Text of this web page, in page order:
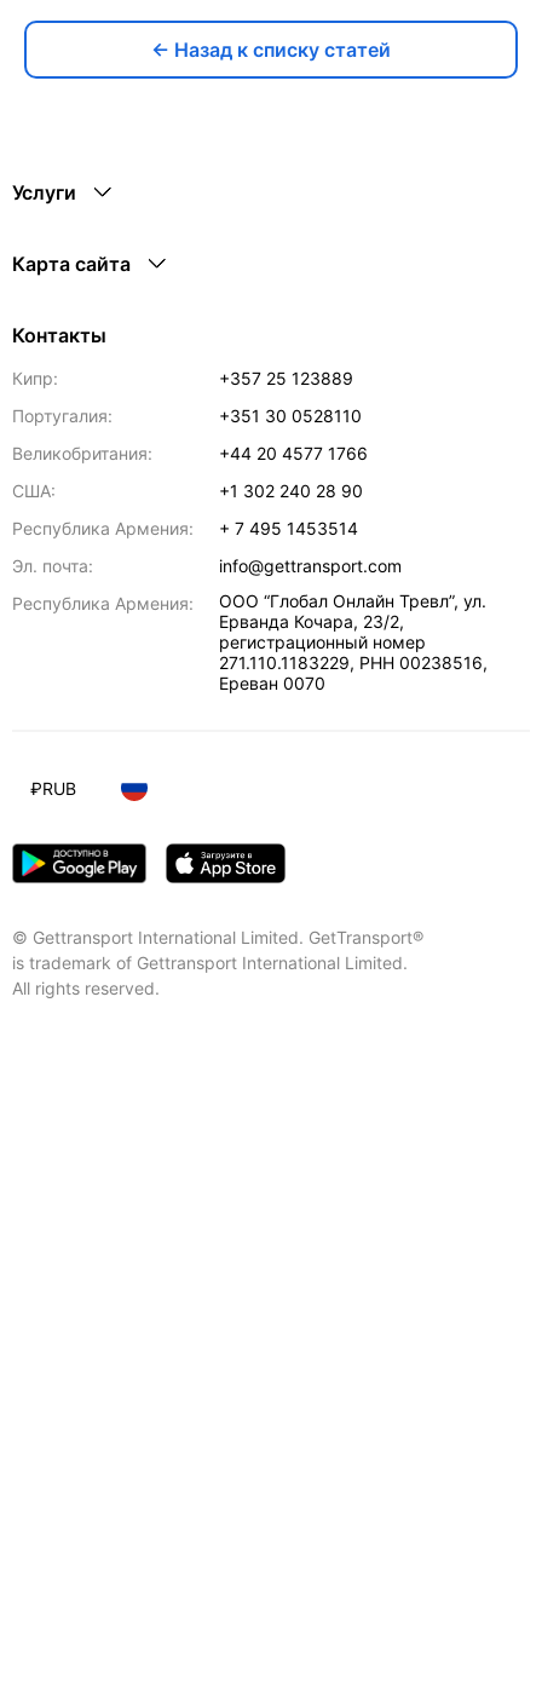
← Назад к списку статей
Услуги
Карта сайта
Контакты
Кипр:
+357 25 123889
Португалия:
+351 30 0528110
Великобритания:
+44 20 4577 1766
США:
+1 302 240 28 90
Республика Армения:
+ 7 495 1453514
Эл. почта:
info@gettransport.com
Республика Армения:
ООО “Глобал Онлайн Тревл”, ул.
Ерванда Кочара, 23/2,
регистрационный номер
271.110.1183229, РНН 00238516,
Ереван 0070
© Gettransport International Limited. GetTransport®
is trademark of Gettransport International Limited.
All rights reserved.
₽RUB